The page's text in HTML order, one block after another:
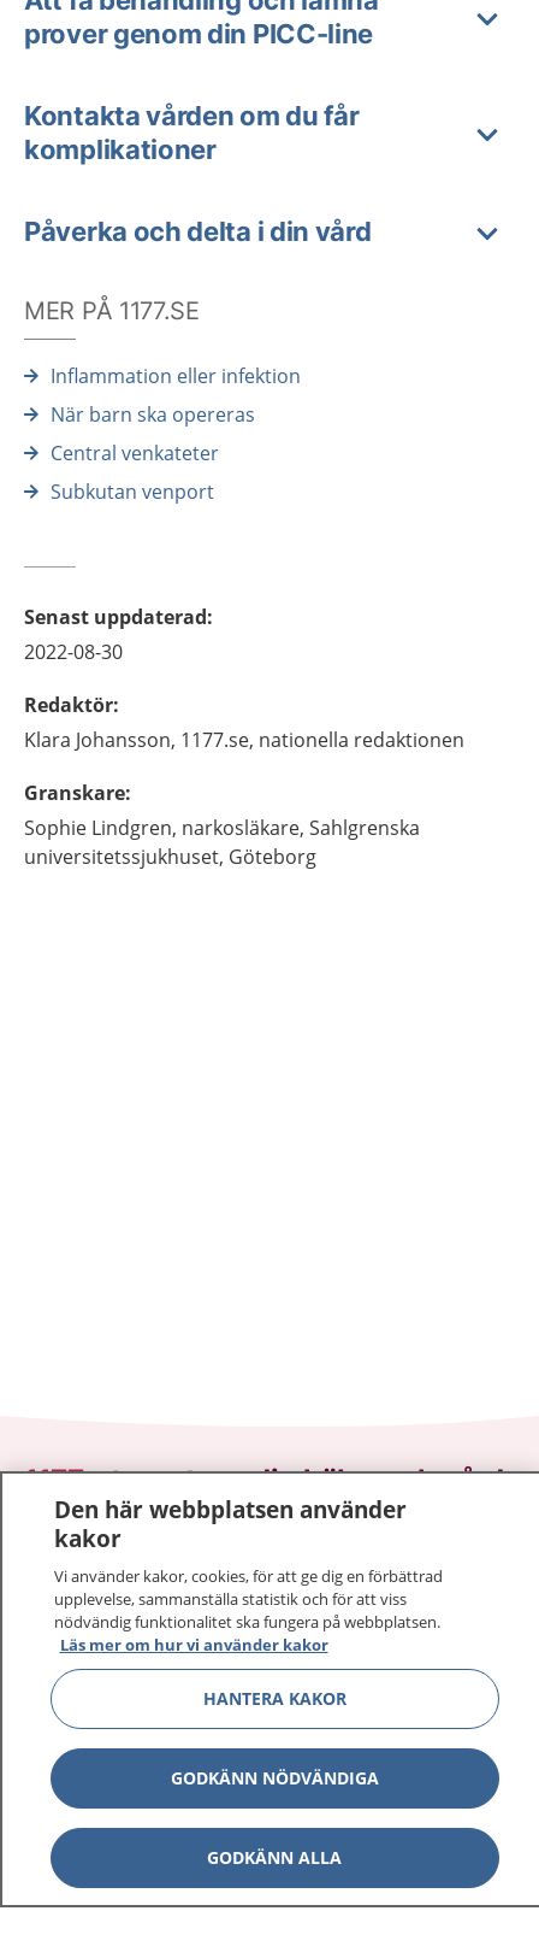
prover genom din PICC-line
Kontakta vården om du får
komplikationer
Påverka och delta i din vård
MER PÅ 1177.SE
Inflammation eller infektion
När barn ska opereras
Central venkateter
Subkutan venport
Senast uppdaterad:
2022-08-30
Redaktör:
Klara Johansson, 1177.se, nationella redaktionen
Granskare:
Sophie Lindgren, narkosläkare, Sahlgrenska
universitetssjukhuset, Göteborg
1177–tryggt om din hälsa och vård
På 1177.se får du råd om hälsa och information om
sjukdomar och vilka mottagningar du kan kontakta.
Logga in för att läsa din journal och göra dina
vårdärenden. Ring telefonnummer 1177 för
sjukvårdsrådgivning dygnet runt.
1177 ger dig råd när du vill må bättre.
1177 på flera språk Visa
Om 1177 Visa
Den här webbplatsen använder
kakor
Vi använder kakor, cookies, för att ge dig en förbättrad
upplevelse, sammanställa statistik och för att viss
nödvändig funktionalitet ska fungera på webbplatsen.
Läs mer om hur vi använder kakor
HANTERA KAKOR
GODKÄNN NÖDVÄNDIGA
GODKÄNN ALLA